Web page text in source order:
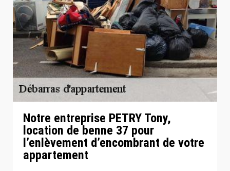
Notre entreprise PETRY Tony,
location de benne 37 pour
l’enlèvement d’encombrant de votre
appartement